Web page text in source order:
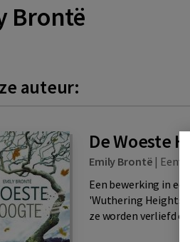
Brontë
auteur:
De Woeste
Emily Brontë |
Een bewerking in
'Wuthering Heights'
ze worden verliefd